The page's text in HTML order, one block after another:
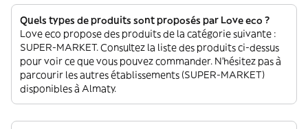
Quels types de produits sont proposés par Love eco ?
Love eco propose des produits de la catégorie suivante :
SUPER-MARKET. Consultez la liste des produits ci-dessus
pour voir ce que vous pouvez commander. N'hésitez pas à
parcourir les autres établissements (SUPER-MARKET)
disponibles à Almaty.